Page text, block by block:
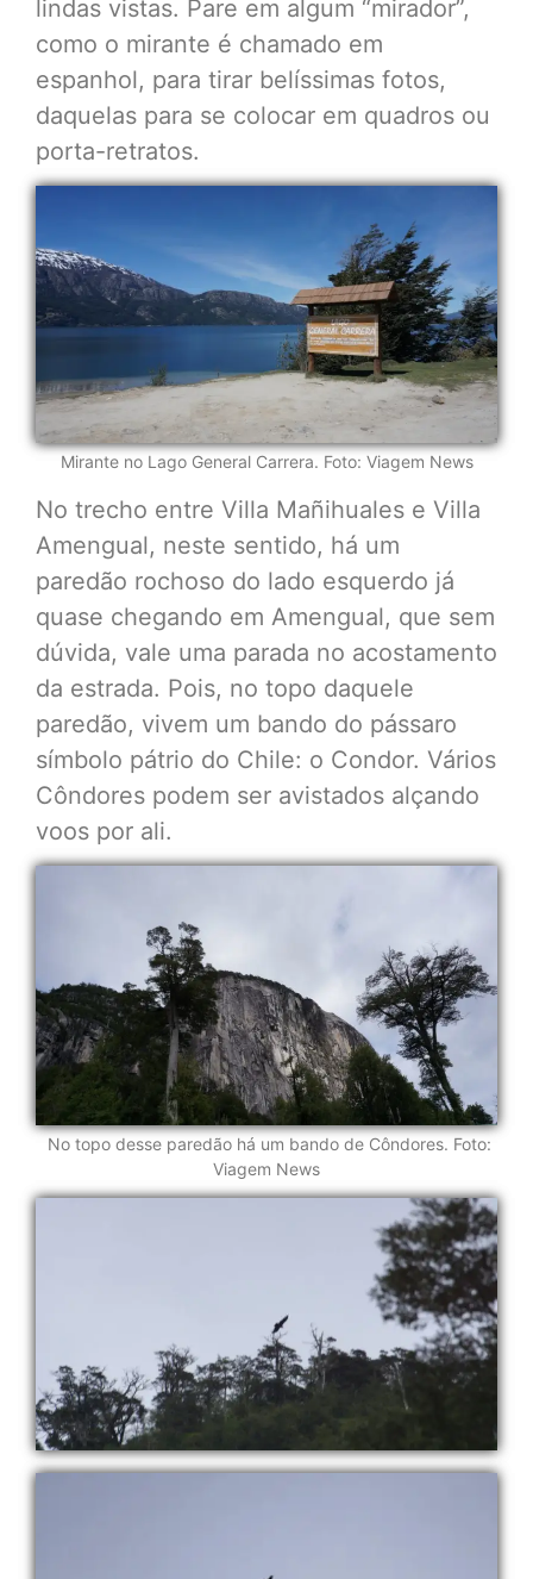
lindas vistas. Pare em algum “mirador”,
como o mirante é chamado em
espanhol, para tirar belíssimas fotos,
daquelas para se colocar em quadros ou
porta-retratos.
Mirante no Lago General Carrera. Foto: Viagem News
No trecho entre Villa Mañihuales e Villa
Amengual, neste sentido, há um
paredão rochoso do lado esquerdo já
quase chegando em Amengual, que sem
dúvida, vale uma parada no acostamento
da estrada. Pois, no topo daquele
paredão, vivem um bando do pássaro
símbolo pátrio do Chile: o Condor. Vários
Côndores podem ser avistados alçando
voos por ali.
No topo desse paredão há um bando de Côndores. Foto:
Viagem News